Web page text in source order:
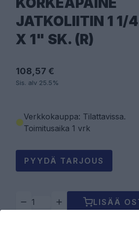
JATKOLIITIN 1 1/
X 1" SK. (R)
108,57 €
Sis. alv 25.5%
Verkkokauppa: Tilattavissa.
Toimitusaika 1 vrk
PYYDÄ TARJOUS
LISÄÄ